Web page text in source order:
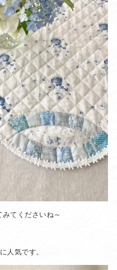
てくださいね～
人気です。